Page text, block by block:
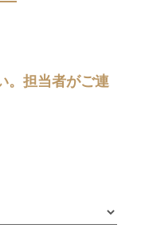
。担当者がご連